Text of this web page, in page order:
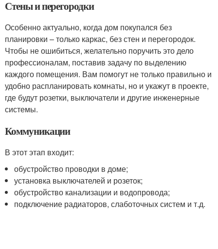
Стены и перегородки
Особенно актуально, когда дом покупался без
планировки – только каркас, без стен и перегородок.
Чтобы не ошибиться, желательно поручить это дело
профессионалам, поставив задачу по выделению
каждого помещения. Вам помогут не только правильно и
удобно распланировать комнаты, но и укажут в проекте,
где будут розетки, выключатели и другие инженерные
системы.
Коммуникации
В этот этап входит:
обустройство проводки в доме;
установка выключателей и розеток;
обустройство канализации и водопровода;
подключение радиаторов, слаботочных систем и т.д.